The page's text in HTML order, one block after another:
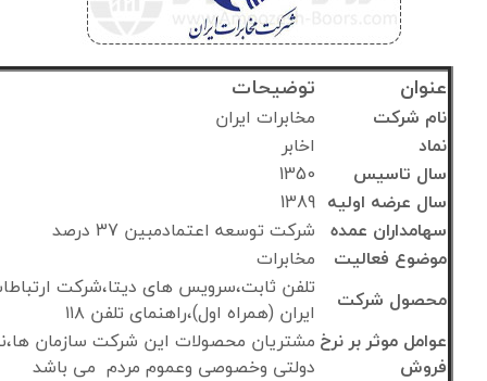
عنوان توضیحات
نام شرکت
مخابرات ایران
نماد
اخابر
سال تاسیس
1350
سال عرضه اولیه 1389
سهامداران عمده شركت توسعه اعتمادمبين 37 درصد
موضوع فعالیت
مخابرات
محصول شرکت
تلفن ثابت،سرویس های دیتا،شرکت
ایران (همراه اول)،راهنمای تلفن ۱۱۸
عوامل موثر بر نرخ
فروش
مشتریان محصولات این شرکت سازمان
دولتی وخصوصی وعموم مردم می باشد